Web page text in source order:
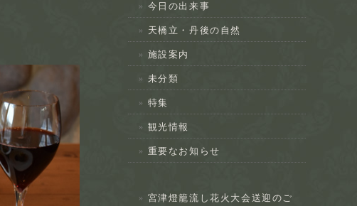
今日の出来事
天橋立・丹後の自然
施設案内
未分類
特集
観光情報
重要なお知らせ
宮津燈籠流し花火大会送迎のご